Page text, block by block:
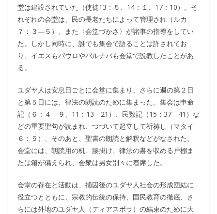
堂は建設されていた（使徒13：５、14：１、17：10）。そ
れぞれの会堂は、民の長老たちによって管理され（ルカ
７：３―５）、また〈会堂づかさ〉が諸事の指導をしてい
た。しかし同時に、誰でも集会で語ることは許されてお
り、イエスもパウロやバルナバも会堂で説教したことがあ
る。
ユダヤ人は安息日ごとに会堂に集まり、さらに週の第２日
と第５日には、律法の朗読のために集まった。集会は申命
記（６：４―９、11：13―21）、民数記（15：37―41）な
どの重要聖句が読まれ、つづいて起立して祈祷し（マタイ
６：５）、そのあと、聖書の朗読と解釈などがなされた。
会堂には、朗読用の机、腰掛け、律法の書を収める戸棚ま
たは箱が備えられ、会衆は男女別々に着席した。
会堂の存在と活動は、捕囚後のユダヤ人社会の形成団結に
役立つとともに、宗教的伝統の保持、国民教育の徹底、さ
らには外地のユダヤ人（ディアスポラ）の結束のために大